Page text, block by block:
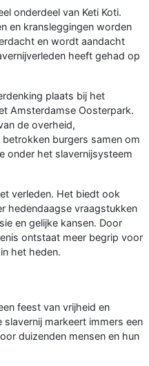
onderdeel van Keti Koti.
en kransleggingen worden
en wordt aandacht
heeft gehad op
plaats bij het
Amsterdamse Oosterpark.
de overheid,
burgers samen om
onder het slavernijsysteem
verleden. Het biedt ook
hedendaagse vraagstukken
en gelijke kansen. Door
ontstaat meer begrip voor
het heden.
feest van vrijheid en
markeert immers een
duizenden mensen en hun